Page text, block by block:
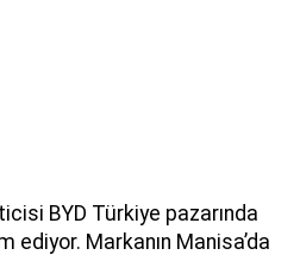
BYD Türkiye pazarında
ediyor. Markanın Manisa’da